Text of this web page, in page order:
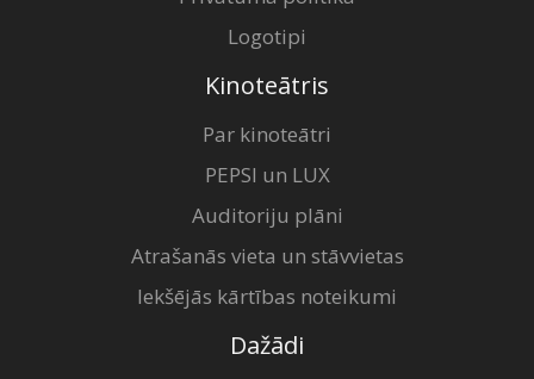
Logotipi
Kinoteātris
Par kinoteātri
PEPSI un LUX
Auditoriju plāni
Atrašanās vieta un stāvvietas
Iekšējās kārtības noteikumi
Dažādi